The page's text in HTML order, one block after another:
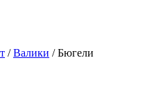
/Валики /Бюгели